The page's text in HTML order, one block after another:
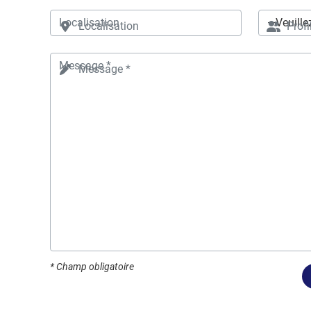
Localisation
Message *
* Champ obligatoire